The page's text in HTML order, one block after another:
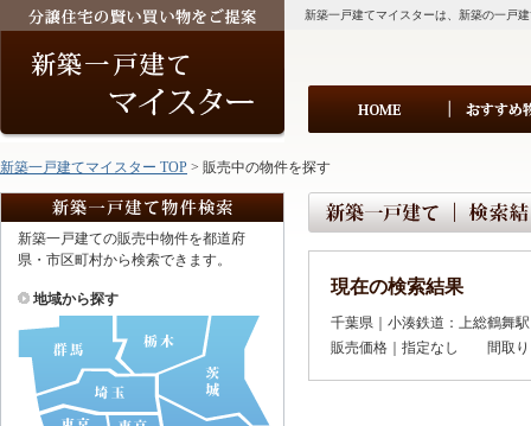
新築一戸建てマイスターは、新築の一戸
新築一戸建てマイスター TOP > 販売中の物件を探す
新築一戸建ての販売中物件を都道府
県・市区町村から検索できます。
地域から探す
現在の検索結果
千葉県｜小湊鉄道：上総鶴舞駅
販売価格｜指定なし 間取